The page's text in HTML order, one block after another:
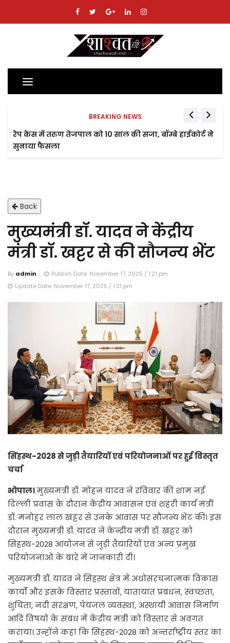
Toggle
navigation
BREAKING NEWS
रेप केस में तरुण तेजपाल को 10 साल की सजा, बॉम्बे हाईकोर्ट ने
सुनाया फैसला
Back
मुख्यमंत्री डॉ. यादव ने केंद्रीय
मंत्री डॉ. खट्टर से की सौजन्य भेंट
By admin
Publish Date: November 17, 2025 / 1:21 pm
Update Date: November 17, 2025 / 1:21 pm
सिंहस्थ-2028 से जुड़ी तैयारियों एवं परियोजनाओं पर हुई विस्तृत
चर्चा
भोपाल।मुख्यमंत्री डॉ. मोहन यादव ने रविवार की शाम नई
दिल्ली प्रवास के दौरान केंद्रीय आवासन एवं शहरी कार्य मंत्री
डॉ. मनोहर लाल खट्टर से उनके आवास पर सौजन्य भेंट की। इस
दौरान मुख्यमंत्री डॉ. यादव ने केन्द्रीय मंत्री डॉ. खट्टर को
सिंहस्थ-2028 आयोजन से जुड़ी तैयारियों एवं अन्य प्रमुख
परियोजनाओं के बारे में जानकारी दी।
मुख्यमंत्री डॉ. यादव ने सिंहस्थ क्षेत्र में अधोसंरचनात्मक विकास
कार्यो और इसके विस्तार प्रस्तावों, यातायात प्रबंधन, स्वच्छता,
शुचिता, नदी संरक्षण, पेयजल व्यवस्था, अस्थायी आवास निर्माण
आदि विषयों के संबंध में केंद्रीय मंत्री को विस्तार से अवगत
कराया। उन्होंने कहा कि सिंहस्थ-2028 को अन्तर्राष्ट्रीय स्तर का